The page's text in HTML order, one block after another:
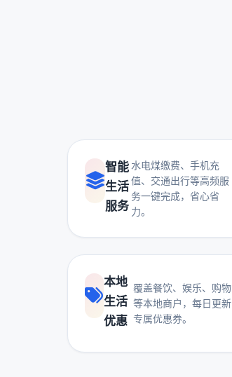
智能
生活
服务
水电煤缴费、手机充
值、交通出行等高频服
务一键完成，省心省
力。
本地
生活
优惠
覆盖餐饮、娱乐、购物
等本地商户，每日更新
专属优惠券。